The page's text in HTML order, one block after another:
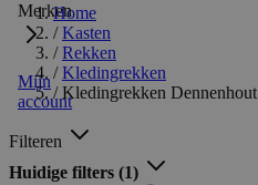
Merken
Mijn
account
Home
/ Kasten
/ Rekken
/ Kledingrekken
/ Kledingrekken Dennenhout
Filteren
Huidige filters (1)